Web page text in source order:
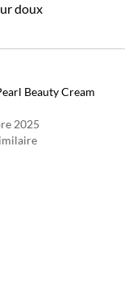
doux
Beauty Cream
2025